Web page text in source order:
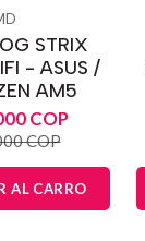
STRIX
- ASUS /
AM5
COP
COP
AL CARRO